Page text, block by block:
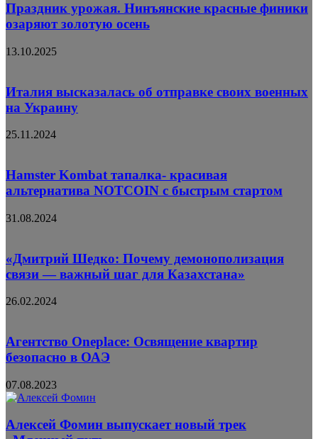
Праздник урожая. Нинъянские красные финики
озаряют золотую осень
13.10.2025
Италия высказалась об отправке своих военных
на Украину
25.11.2024
Hamster Kombat тапалка- красивая
альтернатива NOTCOIN с быстрым стартом
31.08.2024
«Дмитрий Шедко: Почему демонополизация
связи — важный шаг для Казахстана»
26.02.2024
Агентство Oneplace: Освящение квартир
безопасно в ОАЭ
07.08.2023
Алексей Фомин выпускает новый трек